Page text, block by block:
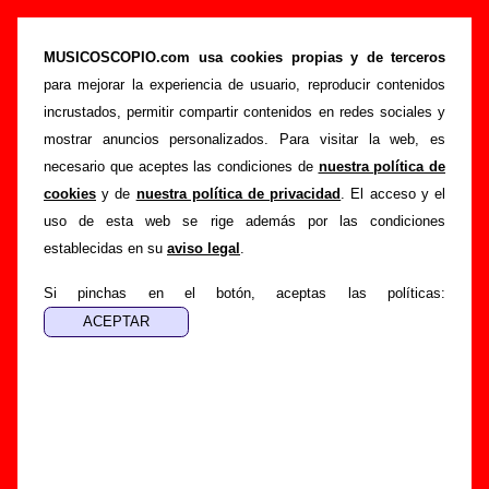
MUSICOSCOPIO.com usa cookies propias y de terceros
para mejorar la experiencia de usuario, reproducir contenidos
incrustados, permitir compartir contenidos en redes sociales y
mostrar anuncios personalizados. Para visitar la web, es
necesario que aceptes las condiciones de nuestra política de
cookies y de nuestra política de privacidad . El acceso y el
uso de esta web se rige además por las condiciones
establecidas en su aviso legal .
Si pinchas en el botón, aceptas las políticas:
The Pribata Idaho - Añadir o corregir
información
Portada >The Pribata Idaho > Añadir
Si tienes información adicional, puedes enviar nueva
información o corregir la existente mediante el siguiente
formulario o escribiendo un e-mail a
guialven@musicoscopio.com
.
Gracias por tu
colaboración.
Nombre